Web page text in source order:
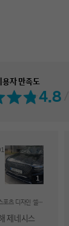
용자 만족도
4.8
1
2024 GV70 가솔린 2.5 터보 2WD 스포츠 디자인 셀렉션Ⅱ
제네시스